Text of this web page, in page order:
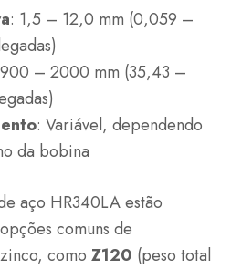
: 1,5 – 12,0 mm (0,059 –
– 2000 mm (35,43 –
: Variável, dependendo
da bobina
aço HR340LA estão
comuns de
comoZ120 (peso total